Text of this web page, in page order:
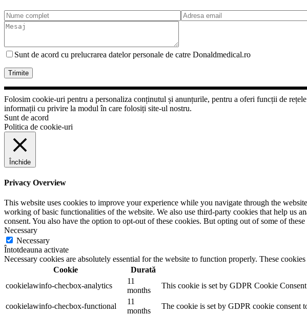
Sunt de acord cu prelucrarea datelor personale de catre Donaldmedical.ro
Folosim cookie-uri pentru a personaliza conținutul și anunțurile, pentru a oferi funcții de
informații cu privire la modul în care folosiți site-ul nostru.
Sunt de acord
Politica de cookie-uri
Închide
Privacy Overview
This website uses cookies to improve your experience while you navigate through the
working of basic functionalities of the website. We also use third-party cookies that help us
consent. You also have the option to opt-out of these cookies. But opting out of some of
Necessary
Necessary
Întotdeauna activate
Necessary cookies are absolutely essential for the website to function properly. These
Cookie
Durată
cookielawinfo-checbox-analytics
11
months
This cookie is set by GDPR Cookie
cookielawinfo-checbox-functional
11
months
The cookie is set by GDPR cookie consent